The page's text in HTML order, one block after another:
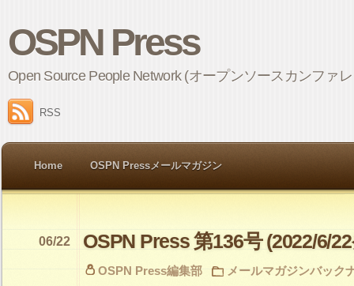
OSPN Press
Open Source People Network (オープンソースカンファ
RSS
Home OSPN Pressメールマガジン
OSPN Press 第136号 (2022/6/
06/22
OSPN Press編集部
メールマガジンバック